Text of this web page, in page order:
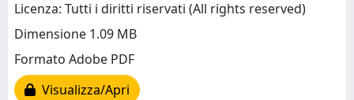
Licenza: Tutti i diritti riservati (All rights reserved)
Dimensione 1.09 MB
Formato Adobe PDF
Visualizza/Apri